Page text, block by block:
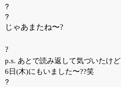
?
?
じゃあまたね〜?
?
p.s. あとで読み返して気づいたけど
6日(木)にもいました〜??笑
?